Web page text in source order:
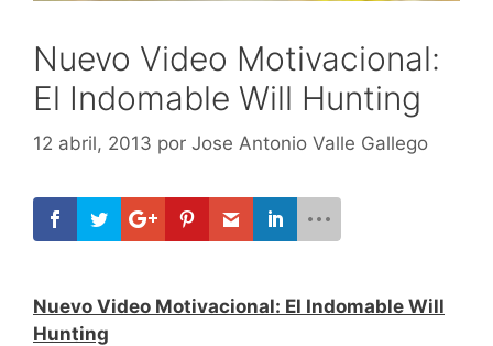
Nuevo Video Motivacional:
El Indomable Will Hunting
12 abril, 2013 por Jose Antonio Valle Gallego
Nuevo Video Motivacional: El Indomable Will
Hunting